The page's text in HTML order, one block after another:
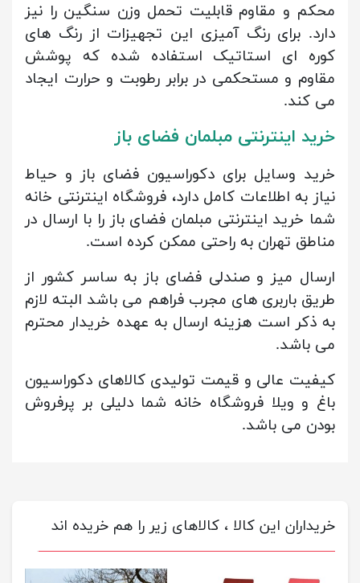
محکم و مقاوم قابلیت تحمل وزن سنگین را نیز
دارد. برای رنگ آمیزی این تجهیزات از رنگ های
کوره ای استاتیک استفاده شده که پوشش
مقاوم و مستحکمی در برابر رطوبت و حرارت ایجاد
می کند.
خرید اینترنتی مبلمان فضای باز
خرید وسایل برای دکوراسیون فضای باز و حیاط
نیاز به اطلاعات کامل دارد، فروشگاه اینترنتی خانه
شما خرید اینترنتی مبلمان فضای باز را با ارسال در
مناطق تهران به راحتی ممکن کرده است.
ارسال میز و صندلی فضای باز به ساسر کشور از
طریق باربری های مجرب فراهم می باشد البته لازم
به ذکر است هزینه ارسال به عهده خریدار محترم
می باشد.
کیفیت عالی و قیمت تولیدی کالاهای دکوراسیون
باغ و ویلا فروشگاه خانه شما دلیلی بر پرفروش
بودن می باشد.
خریداران این کالا ، کالاهای زیر را هم خریده اند